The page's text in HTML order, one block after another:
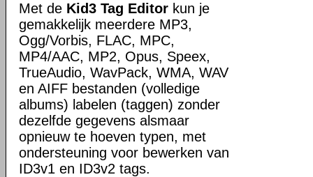
Met de Kid3 Tag Editor kun je
gemakkelijk meerdere MP3,
Ogg/Vorbis, FLAC, MPC,
MP4/AAC, MP2, Opus, Speex,
TrueAudio, WavPack, WMA, WAV
en AIFF bestanden (volledige
albums) labelen (taggen) zonder
dezelfde gegevens alsmaar
opnieuw te hoeven typen, met
ondersteuning voor bewerken van
ID3v1 en ID3v2 tags.